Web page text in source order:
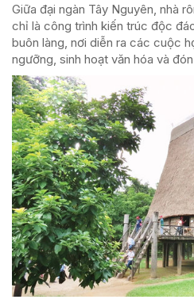
Giữa đại ngàn Tây Nguyên, nhà
chỉ là công trình kiến trúc độc
buôn làng, nơi diễn ra các cuộc
ngưỡng, sinh hoạt văn hóa và